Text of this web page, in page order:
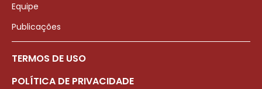
Equipe
Publicações
TERMOS DE USO
POLÍTICA DE PRIVACIDADE